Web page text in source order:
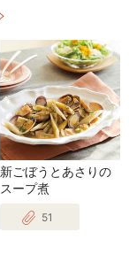
新ごぼうとあさりの
スープ煮
51